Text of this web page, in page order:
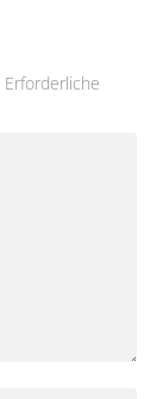
Erforderliche